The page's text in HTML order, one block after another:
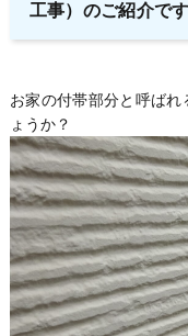
工事）のご紹介です
お家の付帯部分と呼ばれ
ょうか？